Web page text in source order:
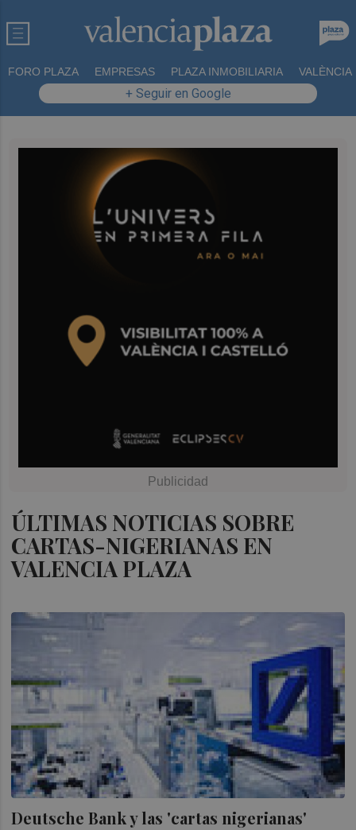
FORO PLAZA EMPRESAS PLAZA INMOBILIARIA VALÈNCIA
+ Seguir en Google
ÚLTIMAS NOTICIAS SOBRE
CARTAS-NIGERIANAS EN
VALENCIA PLAZA
Deutsche Bank y las 'cartas nigerianas'